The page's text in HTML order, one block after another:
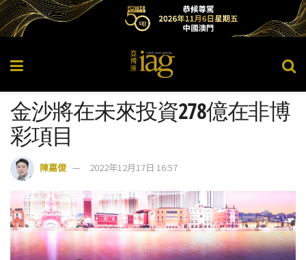
金沙將在未來投資278億在非博
彩項目
陳嘉俊 2022年12月17日 16:57